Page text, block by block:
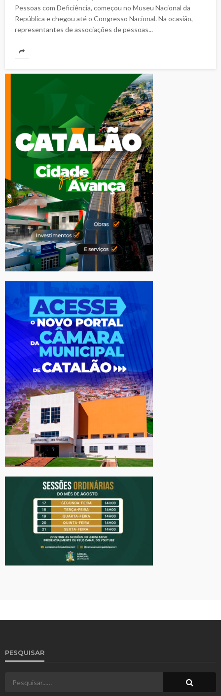
Pessoas com Deficiência, começou no Museu Nacional da
República e chegou até o Congresso Nacional. Na ocasião,
representantes de associações de pessoas...
PESQUISAR